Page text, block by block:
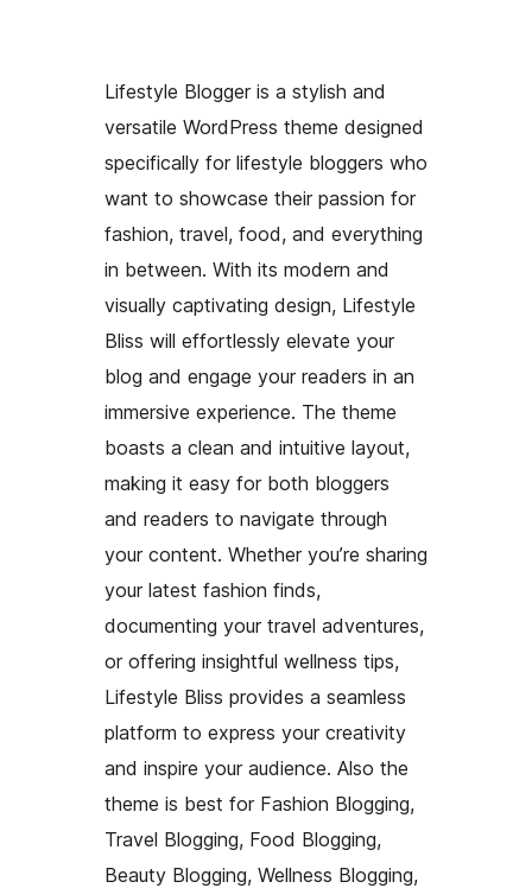
Lifestyle Blogger is a stylish and
versatile WordPress theme designed
specifically for lifestyle bloggers who
want to showcase their passion for
fashion, travel, food, and everything
in between. With its modern and
visually captivating design, Lifestyle
Bliss will effortlessly elevate your
blog and engage your readers in an
immersive experience. The theme
boasts a clean and intuitive layout,
making it easy for both bloggers
and readers to navigate through
your content. Whether you’re sharing
your latest fashion finds,
documenting your travel adventures,
or offering insightful wellness tips,
Lifestyle Bliss provides a seamless
platform to express your creativity
and inspire your audience. Also the
theme is best for Fashion Blogging,
Travel Blogging, Food Blogging,
Beauty Blogging, Wellness Blogging,